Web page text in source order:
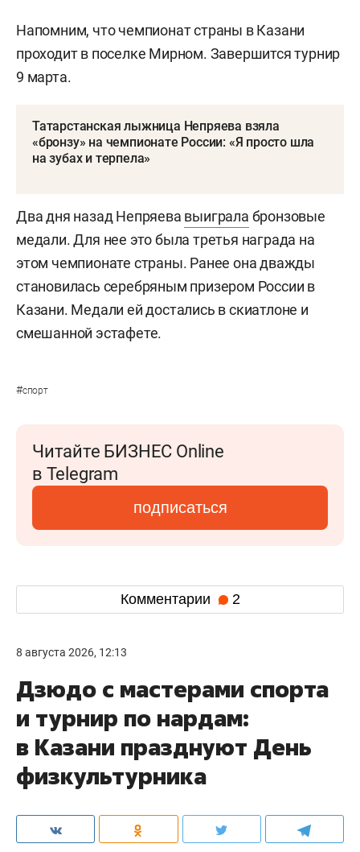
Напомним, что чемпионат страны в Казани
проходит в поселке Мирном. Завершится турнир
9 марта.
Татарстанская лыжница Непряева взяла
«бронзу» на чемпионате России: «Я просто шла
на зубах и терпела»
Два дня назад Непряева выиграла бронзовые
медали. Для нее это была третья награда на
этом чемпионате страны. Ранее она дважды
становилась серебряным призером России в
Казани. Медали ей достались в скиатлоне и
смешанной эстафете.
#спорт
Читайте БИЗНЕС Online
в Telegram
подписаться
Комментарии 2
8 августа 2026, 12:13
Дзюдо с мастерами спорта
и турнир по нардам:
в Казани празднуют День
физкультурника